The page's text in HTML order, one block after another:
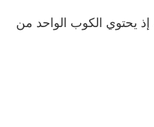
إذ يحتوي الكوب الواحد من